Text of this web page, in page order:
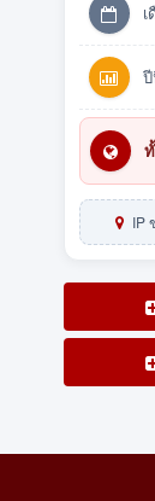
IP